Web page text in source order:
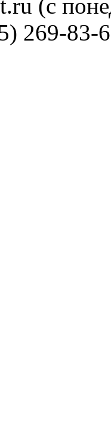
(с
269-83-